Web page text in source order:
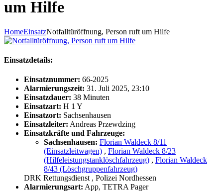
um Hilfe
HomeEinsatzNotfalltüröffnung, Person ruft um Hilfe
Einsatzdetails:
Einsatznummer: 66-2025
Alarmierungszeit: 31. Juli 2025, 23:10
Einsatzdauer: 38 Minuten
Einsatzart: H 1 Y
Einsatzort: Sachsenhausen
Einsatzleiter: Andreas Przewdzing
Einsatzkräfte und Fahrzeuge:
Sachsenhausen: Florian Waldeck 8/11
(Einsatzleitwagen) , Florian Waldeck 8/23
(Hilfeleistungstanklöschfahrzeug) , Florian Waldeck
8/43 (Löschgruppenfahrzeug)
DRK Rettungsdienst , Polizei Nordhessen
Alarmierungsart: App, TETRA Pager